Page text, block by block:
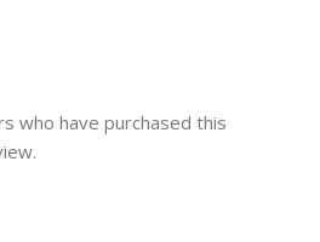
who have purchased this